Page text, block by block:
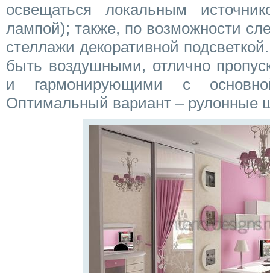
освещаться локальным
лампой); также, по возможности
стеллажи декоративной
быть воздушными, отлично
и гармонирующими с
Оптимальный вариант – рулонные